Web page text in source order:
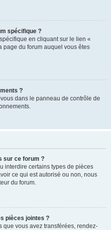
spécifique ?
en cliquant sur le lien «
page du forum auquel vous êtes
?
dans le panneau de contrôle de
sur ce forum ?
interdire certains types de pièces
ce qui est autorisé ou non, nous
du forum.
pièces jointes ?
que vous avez transférées, rendez-